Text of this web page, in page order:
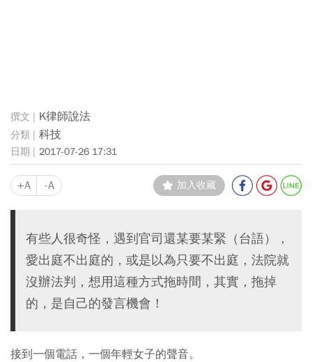
K律師說法
科技
2017-07-26 17:31
+A -A 加入收藏
有些人很奇怪，遇到官司還某要某緊（台語），
愛出庭不出庭的，或是以為只要不出庭，法院就
沒辦法判，想用這種方式拖時間，其實，拖掉
的，是自己的發言機會！
接到一個電話，一個年輕女子的聲音。